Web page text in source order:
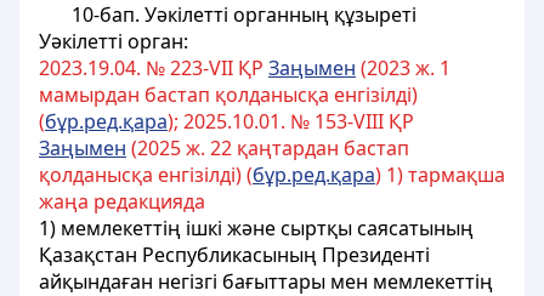
10-бап. Уәкілетті органның құзыреті
Уәкілетті орган:
2023.19.04. № 223-VІІ ҚР Заңымен (2023 ж. 1
мамырдан бастап қолданысқа енгізілді)
(бұр.ред.қара); 2025.10.01. № 153-VIII ҚР
Заңымен (2025 ж. 22 қаңтардан бастап
қолданысқа енгізілді) (бұр.ред.қара) 1) тармақша
жаңа редакцияда
1) мемлекеттің ішкі және сыртқы саясатының
Қазақстан Республикасының Президенті
айқындаған негізгі бағыттары мен мемлекеттің